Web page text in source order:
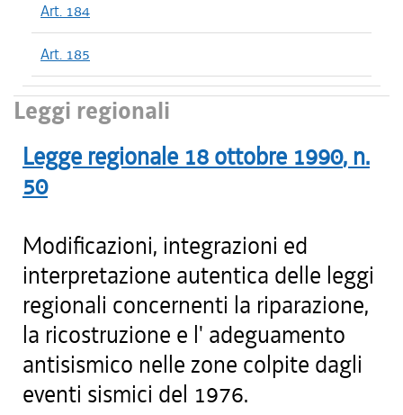
Art. 184
Art. 185
Leggi regionali
Legge regionale 18 ottobre 1990, n.
50
Modificazioni, integrazioni ed
interpretazione autentica delle leggi
regionali concernenti la riparazione,
la ricostruzione e l' adeguamento
antisismico nelle zone colpite dagli
eventi sismici del 1976.